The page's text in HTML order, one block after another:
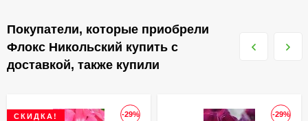
Покупатели, которые приобрели
Флокс Никольский купить с
доставкой, также купили
-29%
СКИДКА! -29%